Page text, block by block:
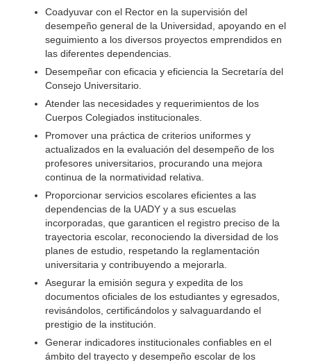
Coadyuvar con el Rector en la supervisión del
desempeño general de la Universidad, apoyando en el
seguimiento a los diversos proyectos emprendidos en
las diferentes dependencias.
Desempeñar con eficacia y eficiencia la Secretaría del
Consejo Universitario.
Atender las necesidades y requerimientos de los
Cuerpos Colegiados institucionales.
Promover una práctica de criterios uniformes y
actualizados en la evaluación del desempeño de los
profesores universitarios, procurando una mejora
continua de la normatividad relativa.
Proporcionar servicios escolares eficientes a las
dependencias de la UADY y a sus escuelas
incorporadas, que garanticen el registro preciso de la
trayectoria escolar, reconociendo la diversidad de los
planes de estudio, respetando la reglamentación
universitaria y contribuyendo a mejorarla.
Asegurar la emisión segura y expedita de los
documentos oficiales de los estudiantes y egresados,
revisándolos, certificándolos y salvaguardando el
prestigio de la institución.
Generar indicadores institucionales confiables en el
ámbito del trayecto y desempeño escolar de los